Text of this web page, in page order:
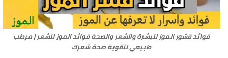
فوائد قشور الموز للبشرة والشعر والصحة فوائد الموز للشعر | مرطب
طبيعي لتقوية صحة شعرك